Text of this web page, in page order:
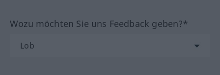
Wozu möchten Sie uns Feedback geben?*